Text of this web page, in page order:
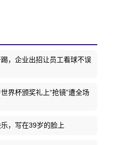
，企业出招让员工看球不误
界杯颁奖礼上“抢镜”遭全场
，写在39岁的脸上